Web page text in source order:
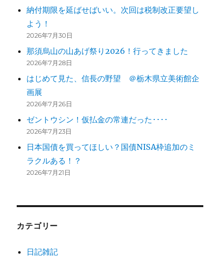
ョ
ン
納付期限を延ばせばいい。次回は税制改正要望し
よう！
2026年7月30日
那須烏山の山あげ祭り2026！行ってきました
2026年7月28日
はじめて見た、信長の野望 ＠栃木県立美術館企
画展
2026年7月26日
ゼントウシン！仮払金の常連だった････
2026年7月23日
日本国債を買ってほしい？国債NISA枠追加のミ
ラクルある！？
2026年7月21日
カテゴリー
日記雑記